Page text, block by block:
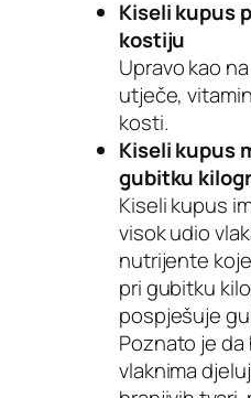
Kiseli kupus
kostiju
Upravo kao
utječe,
kosti.
Kiseli kupus
gubitku
Kiseli kupus
visok udio
nutrijente
pri gubitku
pospješuje
Poznato je
vlaknima